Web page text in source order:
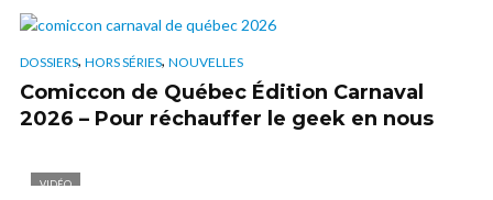
DOSSIERS, HORS SÉRIES, NOUVELLES
Comiccon de Québec Édition Carnaval
2026 – Pour réchauffer le geek en nous
VIDÉO